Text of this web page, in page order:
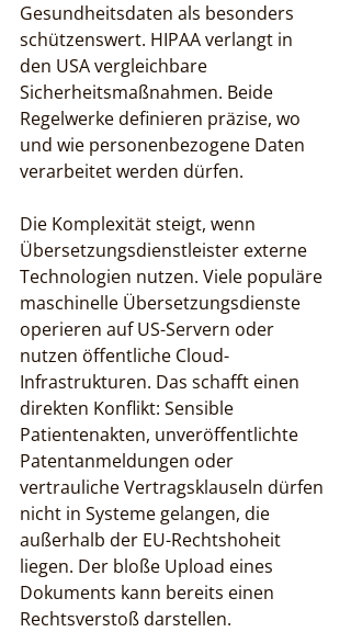
Gesundheitsdaten als besonders
schützenswert. HIPAA verlangt in
den USA vergleichbare
Sicherheitsmaßnahmen. Beide
Regelwerke definieren präzise, wo
und wie personenbezogene Daten
verarbeitet werden dürfen.
Die Komplexität steigt, wenn
Übersetzungsdienstleister externe
Technologien nutzen. Viele populäre
maschinelle Übersetzungsdienste
operieren auf US-Servern oder
nutzen öffentliche Cloud-
Infrastrukturen. Das schafft einen
direkten Konflikt: Sensible
Patientenakten, unveröffentlichte
Patentanmeldungen oder
vertrauliche Vertragsklauseln dürfen
nicht in Systeme gelangen, die
außerhalb der EU-Rechtshoheit
liegen. Der bloße Upload eines
Dokuments kann bereits einen
Rechtsverstoß darstellen.